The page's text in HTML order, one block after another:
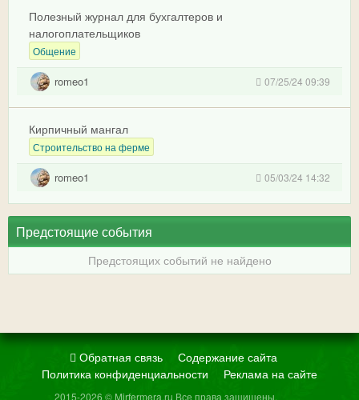
Полезный журнал для бухгалтеров и
налогоплательщиков
Общение
romeo1 07/25/24 09:39
Кирпичный мангал
Строительство на ферме
romeo1 05/03/24 14:32
Предстоящие события
Предстоящих событий не найдено
Обратная связь
Содержание сайта
Политика конфиденциальности
Реклама на сайте
2015-2026 © Mirfermera.ru Все права защищены.